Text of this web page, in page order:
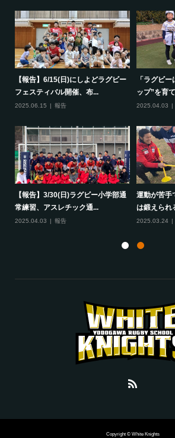
【報告】6/15(日)にしよどラグビー
フェスティバル開催、布...
2025.06.15 報告
「ラグビ
ップ”を育
2025.04.03
【報告】3/30(日)ラグビー小学部通
常練習、アスレチック通...
2025.04.03 報告
運動が苦
は鍛えられ
2025.03.24
Copyright © White Knights